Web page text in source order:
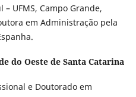
– UFMS, Campo Grande,
em Administração pela
do Oeste de Santa Catarina
e Doutorado em